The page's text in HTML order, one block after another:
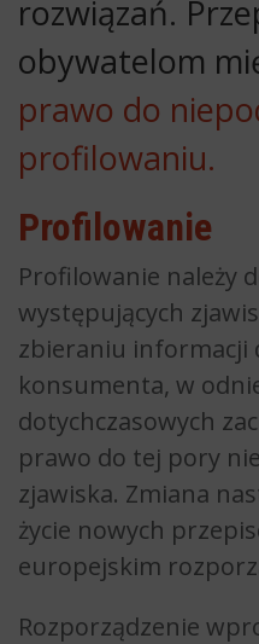
rozwiązań.
obywatelom
prawo do
profilowaniu.
Profilowanie
Profilowanie należy
występujących
zbieraniu informacji
konsumenta, w
dotychczasowych
prawo do tej pory
zjawiska. Zmiana
życie nowych
europejskim
Rozporządzenie